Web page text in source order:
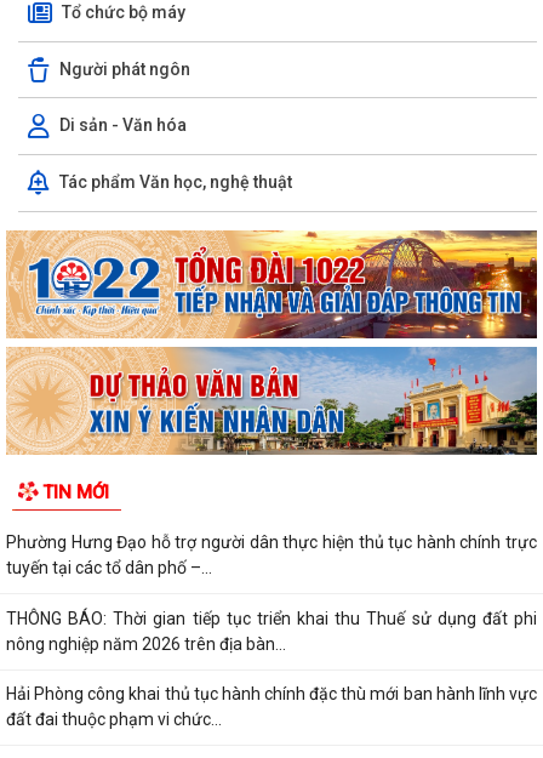
Tổ chức bộ máy
Người phát ngôn
Di sản - Văn hóa
Tác phẩm Văn học, nghệ thuật
TIN MỚI
Phường Hưng Đạo hỗ trợ người dân thực hiện thủ tục hành chính trực
tuyến tại các tổ dân phố –...
THÔNG BÁO: Thời gian tiếp tục triển khai thu Thuế sử dụng đất phi
nông nghiệp năm 2026 trên địa bàn...
Hải Phòng công khai thủ tục hành chính đặc thù mới ban hành lĩnh vực
đất đai thuộc phạm vi chức...